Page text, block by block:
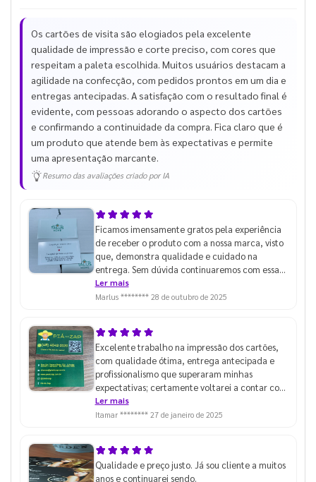
Os cartões de visita são elogiados pela excelente
qualidade de impressão e corte preciso, com cores que
respeitam a paleta escolhida. Muitos usuários destacam a
agilidade na confecção, com pedidos prontos em um dia e
entregas antecipadas. A satisfação com o resultado final é
evidente, com pessoas adorando o aspecto dos cartões
e confirmando a continuidade da compra. Fica claro que é
um produto que atende bem às expectativas e permite
uma apresentação marcante.
Resumo das avaliações criado por IA
Ficamos imensamente gratos pela experiência
de receber o produto com a nossa marca, visto
que, demonstra qualidade e cuidado na
entrega. Sem dúvida continuaremos com essa
parceria para os próximos projetos.
Ler mais
Marlus ******** 28 de outubro de 2025
Excelente trabalho na impressão dos cartões,
com qualidade ótima, entrega antecipada e
profissionalismo que superaram minhas
expectativas; certamente voltarei a contar com
vocês e recomendarei a outros.
Ler mais
Itamar ******** 27 de janeiro de 2025
Qualidade e preço justo. Já sou cliente a muitos
anos e continuarei sendo.